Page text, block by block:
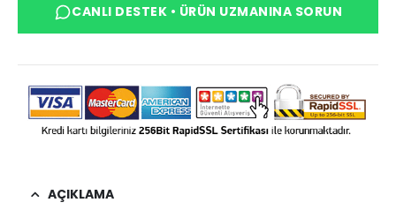
CANLI DESTEK • ÜRÜN UZMANINA SORUN
AÇIKLAMA